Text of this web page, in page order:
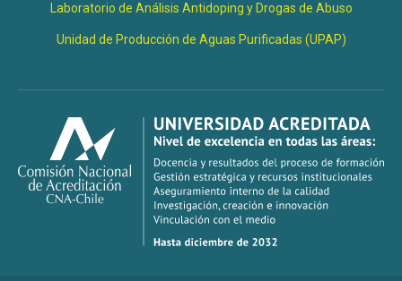
Laboratorio de Análisis Antidoping y Drogas de Abuso
Unidad de Producción de Aguas Purificadas (UPAP)